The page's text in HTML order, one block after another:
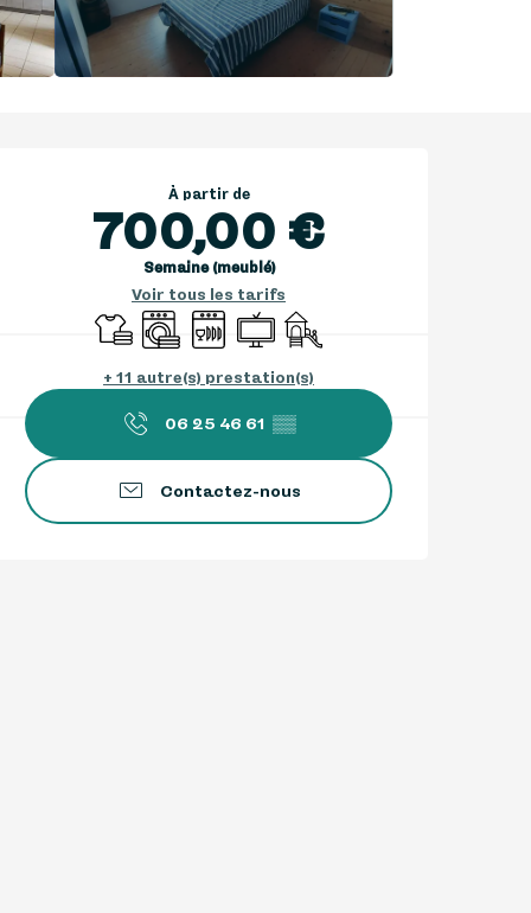
À partir de
700,00 €
Semaine (meublé)
Voir tous les tarifs
Draps et linge
Lave lingeLave vaisselle
TélévisionJeux pour enfants / Espace
+ 11 autre(s) prestation(s)
06 25 46 61 ▒▒
Contactez-nous